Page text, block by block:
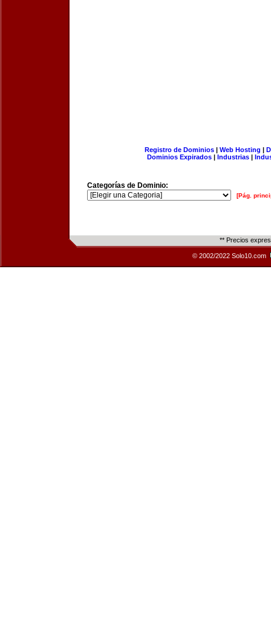
Registro de Dominios| Web Hosting |
Dominios Expirados | Industrias |
Categorías de Dominio:
[Pág.
** Precios
© 2002/2022 Solo10.com